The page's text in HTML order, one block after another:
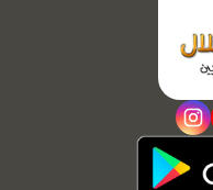
instagram